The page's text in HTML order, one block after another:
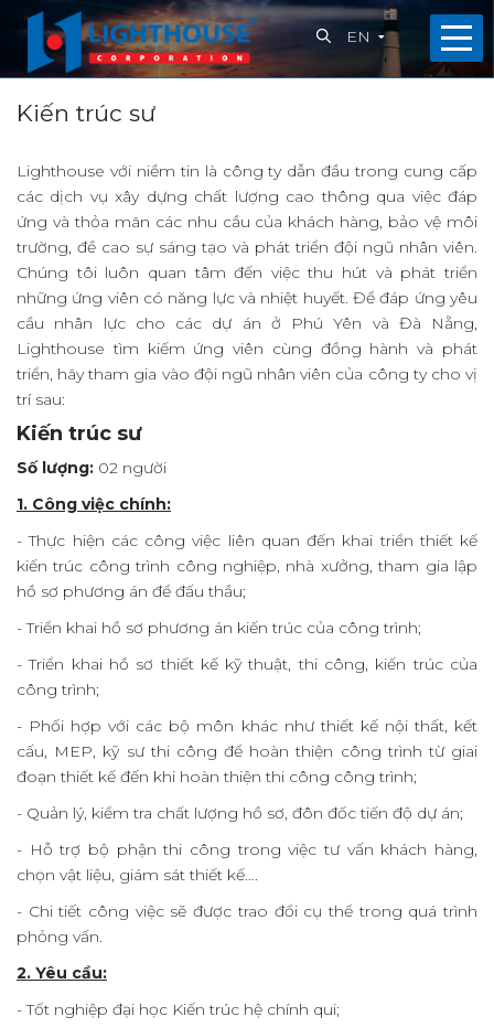
EN
Home
us
What
we
do
Projects
News
Gallery
Contact
Kiến trúc sư
Lighthouse với niềm tin là công ty dẫn đầu trong cung cấp
các dịch vụ xây dựng chất lượng cao thông qua việc đáp
ứng và thỏa mãn các nhu cầu của khách hàng, bảo vệ môi
trường, đề cao sự sáng tạo và phát triển đội ngũ nhân viên.
Chúng tôi luôn quan tâm đến việc thu hút và phát triển
những ứng viên có năng lực và nhiệt huyết. Để đáp ứng yêu
cầu nhân lực cho các dự án ở Phú Yên và Đà Nẵng,
Lighthouse tìm kiếm ứng viên cùng đồng hành và phát
triển, hãy tham gia vào đội ngũ nhân viên của công ty cho vị
trí sau:
Kiến trúc sư
Số lượng: 02 người
1. Công việc chính:
- Thực hiện các công việc liên quan đến khai triển thiết kế
kiến trúc công trình công nghiệp, nhà xưởng, tham gia lập
hồ sơ phương án để đấu thầu;
- Triển khai hồ sơ phương án kiến trúc của công trình;
- Triển khai hồ sơ thiết kế kỹ thuật, thi công, kiến trúc của
công trình;
- Phối hợp với các bộ môn khác như thiết kế nội thất, kết
cấu, MEP, kỹ sư thi công để hoàn thiện công trình từ giai
đoạn thiết kế đến khi hoàn thiện thi công công trình;
- Quản lý, kiểm tra chất lượng hồ sơ, đôn đốc tiến độ dự án;
- Hỗ trợ bộ phận thi công trong việc tư vấn khách hàng,
chọn vật liệu, giám sát thiết kế….
- Chi tiết công việc sẽ được trao đổi cụ thể trong quá trình
phỏng vấn.
2. Yêu cầu:
- Tốt nghiệp đại học Kiến trúc hệ chính qui;